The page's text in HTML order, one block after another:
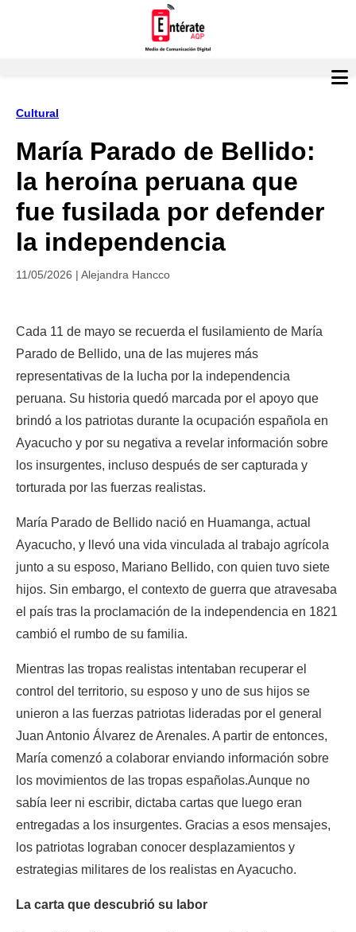
Cultural
María Parado de Bellido:
la heroína peruana que
fue fusilada por defender
la independencia
11/05/2026 | Alejandra Hancco
Cada 11 de mayo se recuerda el fusilamiento de María
Parado de Bellido, una de las mujeres más
representativas de la lucha por la independencia
peruana. Su historia quedó marcada por el apoyo que
brindó a los patriotas durante la ocupación española en
Ayacucho y por su negativa a revelar información sobre
los insurgentes, incluso después de ser capturada y
torturada por las fuerzas realistas.
María Parado de Bellido nació en Huamanga, actual
Ayacucho, y llevó una vida vinculada al trabajo agrícola
junto a su esposo, Mariano Bellido, con quien tuvo siete
hijos. Sin embargo, el contexto de guerra que atravesaba
el país tras la proclamación de la independencia en 1821
cambió el rumbo de su familia.
Mientras las tropas realistas intentaban recuperar el
control del territorio, su esposo y uno de sus hijos se
unieron a las fuerzas patriotas lideradas por el general
Juan Antonio Álvarez de Arenales. A partir de entonces,
María comenzó a colaborar enviando información sobre
los movimientos de las tropas españolas.Aunque no
sabía leer ni escribir, dictaba cartas que luego eran
entregadas a los insurgentes. Gracias a esos mensajes,
los patriotas lograban conocer desplazamientos y
estrategias militares de los realistas en Ayacucho.
La carta que descubrió su labor